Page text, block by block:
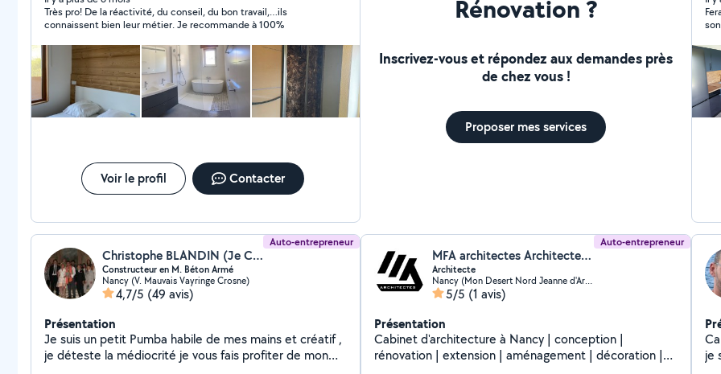
effectuer la maîtrise d'oeuvre dans vos projets les plus
osés. Nous répondons à nombreuses demandes : -
rénovation complète de maison ou appartement -
rénovation complète de salle de bain - création
d'extension ou de dépendance - redistribution des
espaces - décoration - création des pièces techniques
(ex. buanderie) - création de terrasse bois -
(adduction et évacuation) - réparations des dégâts
N'hésitez pas à nous confier vos projets.
Très pro! De la réactivité, du conseil, du bon travail,…ils
connaissent bien leur métier. Je recommande à 100%
Voir le profil Contacter
Rénovation ?
Inscrivez-vous et répondez aux demandes près
de chez vous !
Proposer mes services
Auto-entrepreneur
Christophe BLANDIN (Je Construis Pour Vous)
Constructeur en M. Béton Armé
Nancy (V. Mauvais Vayringe Crosne)
4,7/5 (49 avis)
Présentation
Je suis un petit Pumba habile de mes mains et créatif ,
je déteste la médiocrité je vous fais profiter de mon
Auto-entrepreneur
MFA architectes Architectes (MFA architectes)
Architecte
Nancy (Mon Desert Nord Jeanne d'Arc Est)
5/5 (1 avis)
Présentation
Cabinet d'architecture à Nancy | conception |
rénovation | extension | aménagement | décoration |
Cap
je